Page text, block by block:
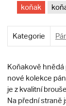
koňak
Kategorie
Koňakově hnědá
nové kolekce
je z kvalitní
Na přední straně